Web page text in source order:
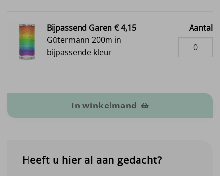
Bijpassend Garen € 4,15
Gütermann 200m in
bijpassende kleur
Aantal
In winkelmand
Heeft u hier al aan gedacht?